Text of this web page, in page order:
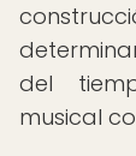
del
musical